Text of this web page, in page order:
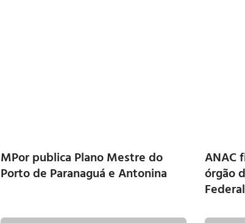
MPor publica Plano Mestre do
Porto de Paranaguá e Antonina
ANAC
órgão